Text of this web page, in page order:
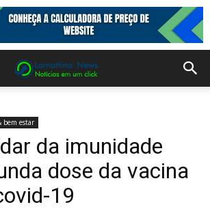
bem estar
da imunidade
dose da vacina
19